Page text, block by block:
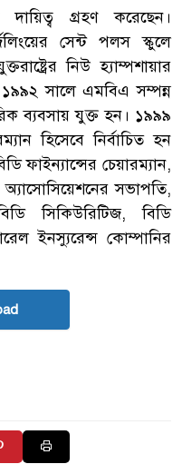
দায়িত্ব গ্রহণ করেছেন।
সেন্ট পলস স্কুলে
নিউ হ্যাম্পশায়ার
সালে এমবিএ সম্পন্ন
ব্যবসায় যুক্ত হন। ১৯৯৯
হিসেবে নির্বাচিত হন
ফাইন্যান্সের চেয়ারম্যান,
অ্যাসোসিয়েশনের সভাপতি,
সিকিউরিটিজ, বিডি
ইনস্যুরেন্স কোম্পানির